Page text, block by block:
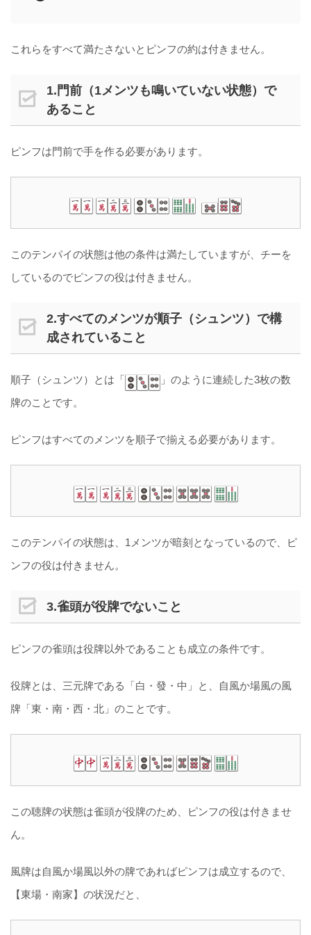
これらをすべて満たさないとピンフの約は付きません。
1.門前（1メンツも鳴いていない状態）で
あること
ピンフは門前で手を作る必要があります。
このテンパイの状態は他の条件は満たしていますが、チーを
しているのでピンフの役は付きません。
2.すべてのメンツが順子（シュンツ）で構
成されていること
順子（シュンツ）とは「
」のように連続した3枚の数
牌のことです。
ピンフはすべてのメンツを順子で揃える必要があります。
このテンパイの状態は、1メンツが暗刻となっているので、ピ
ンフの役は付きません。
3.雀頭が役牌でないこと
ピンフの雀頭は役牌以外であることも成立の条件です。
役牌とは、三元牌である「白・發・中」と、自風か場風の風
牌「東・南・西・北」のことです。
この聴牌の状態は雀頭が役牌のため、ピンフの役は付きませ
ん。
風牌は自風か場風以外の牌であればピンフは成立するので、
【東場・南家】の状況だと、